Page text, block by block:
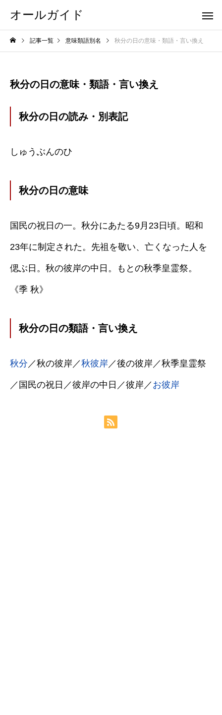
オールガイド
記事一覧 意味類語別名 秋分の日の意味・類語・言い換え
秋分の日の意味・類語・言い換え
秋分の日の読み・別表記
しゅうぶんのひ
秋分の日の意味
国民の祝日の一。秋分にあたる9月23日頃。昭和
23年に制定された。先祖を敬い、亡くなった人を
偲ぶ日。秋の彼岸の中日。もとの秋季皇霊祭。
《季 秋》
秋分の日の類語・言い換え
秋分 ／秋の彼岸／秋彼岸 ／後の彼岸／秋季皇霊祭
／国民の祝日／彼岸の中日／彼岸／ お彼岸